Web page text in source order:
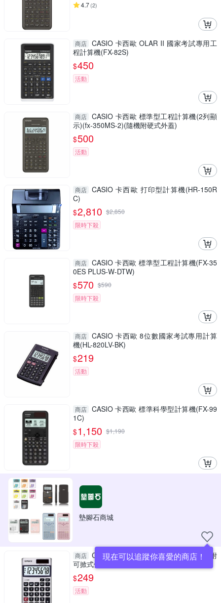
4.7(2)
商店 CASIO 卡西歐 OLAR II 國家考試專用工
程計算機(FX-82S)
$450
活動
商店 CASIO 卡西歐 標準型工程計算機(2列顯
示)(fx-350MS-2)(隨機附硬式外蓋)
$500
活動
商店 CASIO 卡西歐 打印型計算機(HR-150R
C)
$2,810 $2,850
限時下殺
商店 CASIO 卡西歐 標準型工程計算機(FX-35
0ES PLUS-W-DTW)
$570 $590
限時下殺
商店 CASIO 卡西歐 8位數國家考試專用計算
機(HL-820LV-BK)
$219
活動
商店 CASIO 卡西歐 標準科學型計算機(FX-99
1C)
$1,150 $1,190
限時下殺
墊腳石商城
現在可以追蹤你喜愛的商店！
商店 CASIO 卡西歐 國家考試專用型計算機(附
可掀式保護殼)(SX-300P-N)
$249
活動